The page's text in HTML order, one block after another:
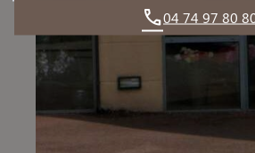
04 74 97 80